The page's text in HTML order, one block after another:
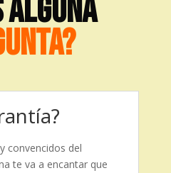
convencidos del
te va a encantar que